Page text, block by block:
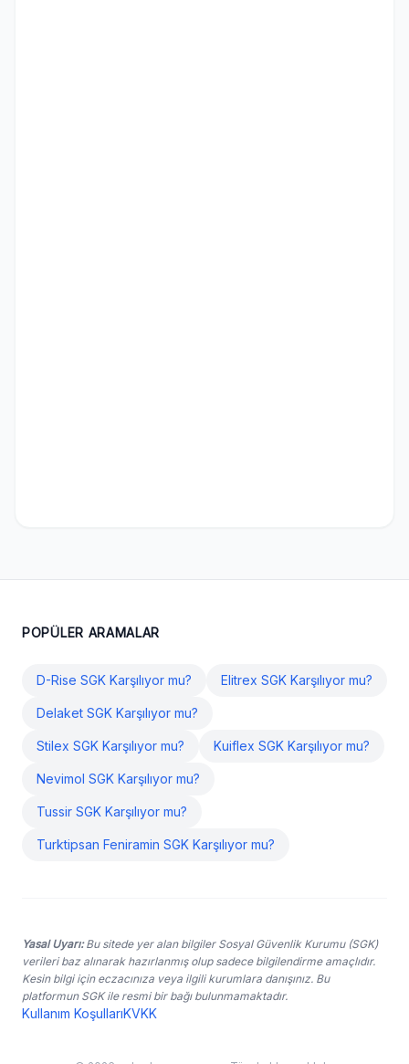
POPÜLER ARAMALAR
D-Rise SGK Karşılıyor mu? Elitrex SGK Karşılıyor mu?
Delaket SGK Karşılıyor mu?
Stilex SGK Karşılıyor mu? Kuiflex SGK Karşılıyor mu?
Nevimol SGK Karşılıyor mu?
Tussir SGK Karşılıyor mu?
Turktipsan Feniramin SGK Karşılıyor mu?
Yasal Uyarı:Bu sitede yer alan bilgiler Sosyal Güvenlik Kurumu (SGK)
verileri baz alınarak hazırlanmış olup sadece bilgilendirme amaçlıdır.
Kesin bilgi için eczacınıza veya ilgili kurumlara danışınız. Bu
platformun SGK ile resmi bir bağı bulunmamaktadır.
Kullanım KoşullarıKVKK